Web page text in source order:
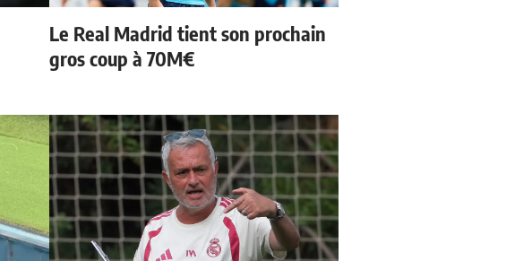
Le Real Madrid tient son prochain
gros coup à 70M€